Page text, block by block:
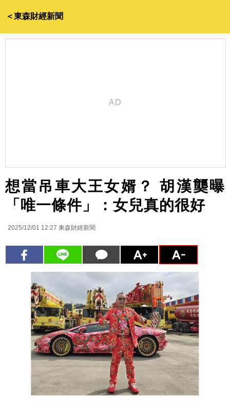
＜東森財經新聞
想當吊車大王女婿？ 胡漢龑曝
「唯一條件」：女兒真的很好
2025/12/01 12:27 東森財經新聞